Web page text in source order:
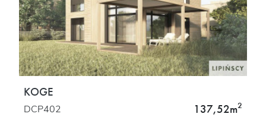
KOGE
DCP402 137,52m2